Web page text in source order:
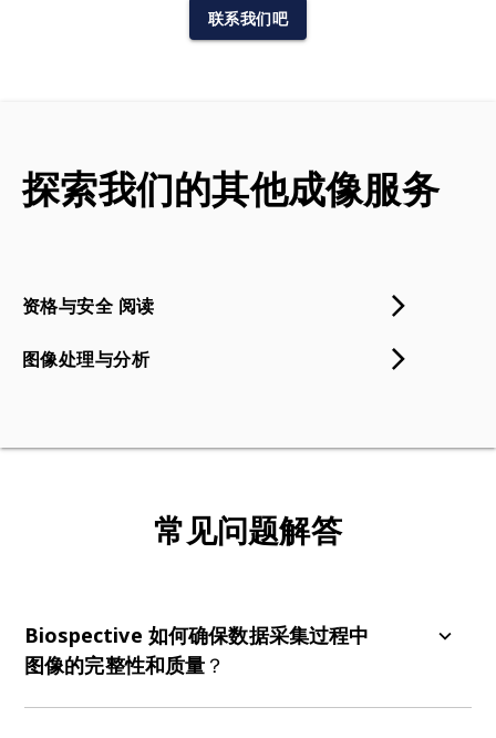
联系我们吧
探索我们的其他成像服务
资格与安全 阅读
图像处理与分析
常见问题解答
Biospective 如何确保数据采集过程中
图像的完整性和质量 ？